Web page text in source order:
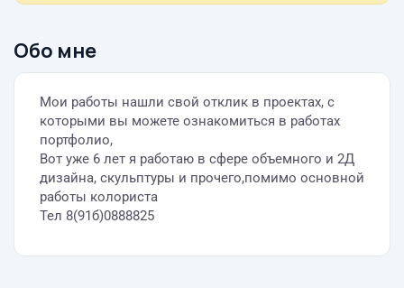
Обо мне
Мои работы нашли свой отклик в проектах, с
которыми вы можете ознакомиться в работах
портфолио,
Вот уже 6 лет я работаю в сфере объемного и 2Д
дизайна, скульптуры и прочего,помимо основной
работы колориста
Тел 8(91б)0888825